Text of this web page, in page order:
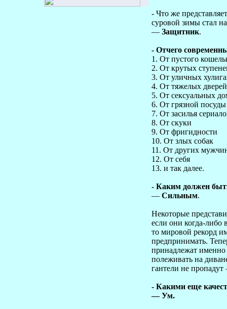
- Что же
суровой зимы стал
— Защитник.
- Отчего
1. От пустого
2. От крутых
3. От уличных
4. От тяжелых
5. От сексуальных
6. От грязной посуды
7. От засилья
8. От скуки
9. От фригидности
10. От злых собак
11. От других
12. От себя
13. и так далее.
- Каким должен
— Сильным.
Некоторые
если они когда-либо
то мировой рекорд
предпринимать.
принадлежат
полеживать на
гантели не пропадут
- Какими еще
— Ум.